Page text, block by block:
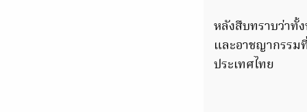
หลังสืบทราบว่าทั้
และอาชญากรร
ประเทศไทย